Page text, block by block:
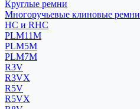
Круглые ремни
Многоручьевые клиновые ремни
HC и RHC
PLM11M
PLM5M
PLM7M
R3V
R3VX
R5V
R5VX